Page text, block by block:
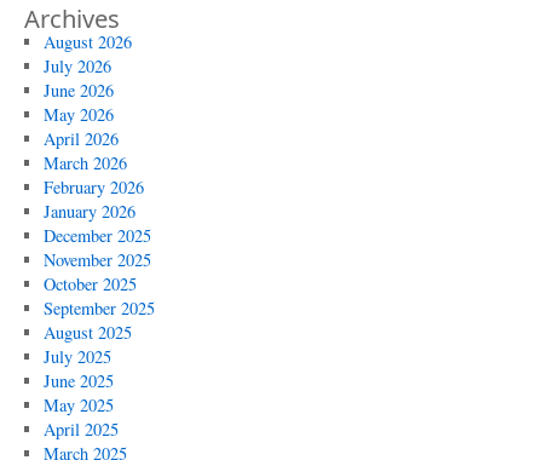
Archives
August 2026
July 2026
June 2026
May 2026
April 2026
March 2026
February 2026
January 2026
December 2025
November 2025
October 2025
September 2025
August 2025
July 2025
June 2025
May 2025
April 2025
March 2025